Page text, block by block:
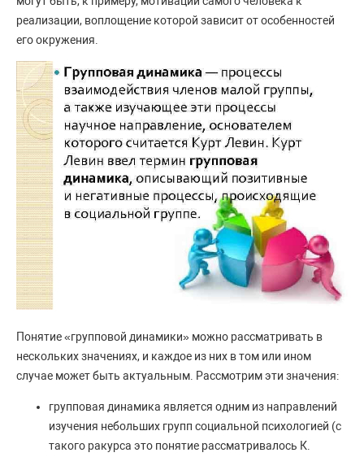
реализации, воплощение которой зависит от особенностей
его окружения.
Понятие «групповой динамики» можно рассматривать в
нескольких значениях, и каждое из них в том или ином
случае может быть актуальным. Рассмотрим эти значения:
групповая динамика является одним из направлений
изучения небольших групп социальной психологией (с
такого ракурса это понятие рассматривалось К.